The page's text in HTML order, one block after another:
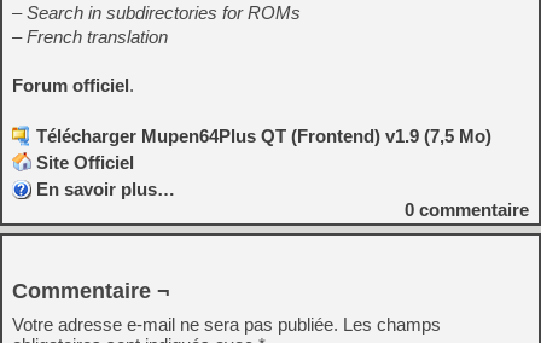
– Search in subdirectories for ROMs
– French translation
Forum officiel.
Télécharger Mupen64Plus QT (Frontend) v1.9 (7,5 Mo)
Site Officiel
En savoir plus…
0 commentaire
Commentaire ¬
Votre adresse e-mail ne sera pas publiée. Les champs